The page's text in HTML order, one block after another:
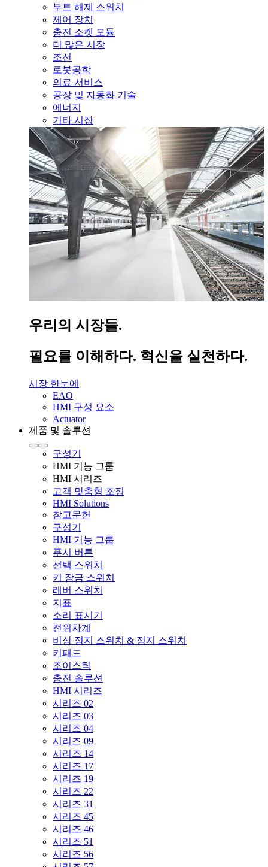
부트 해제 스위치
제어 장치
충전 소켓 모듈
더 많은 시장
조선
로봇공학
의료 서비스
공장 및 자동화 기술
에너지
기타 시장
우리의 시장들.
필요를 이해하다. 혁신을 실천하다.
시장 한눈에
EAO
HMI 구성 요소
Actuator
제품 및 솔루션
구성기
HMI 기능 그룹
HMI 시리즈
고객 맞춤형 조정
HMI Solutions
참고문헌
구성기
HMI 기능 그룹
푸시 버튼
선택 스위치
키 잠금 스위치
레버 스위치
지표
소리 표시기
전위차계
비상 정지 스위치 & 정지 스위치
키패드
조이스틱
충전 솔루션
HMI 시리즈
시리즈 02
시리즈 03
시리즈 04
시리즈 09
시리즈 14
시리즈 17
시리즈 19
시리즈 22
시리즈 31
시리즈 45
시리즈 46
시리즈 51
시리즈 56